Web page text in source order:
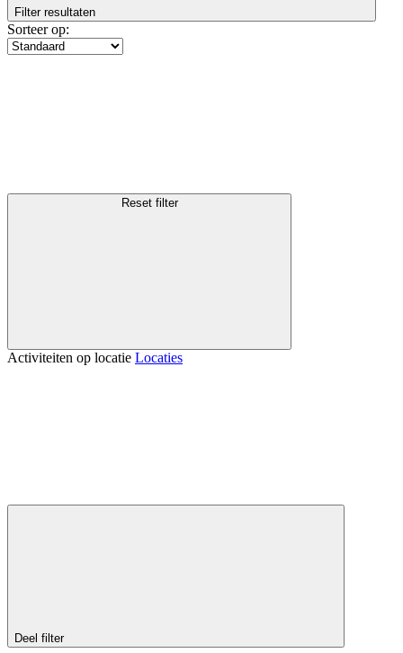
Filter resultaten
Sorteer op:
Reset filter
Activiteiten op locatie Locaties
Deel filter